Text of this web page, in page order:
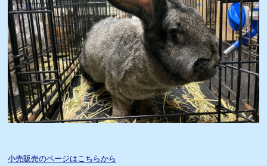
小売販売のページはこちらから